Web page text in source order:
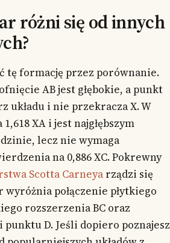
różni się od innych
tę formację przez porównanie.
AB jest głębokie, a punkt
układu i nie przekracza X. W
XA i jest najgłębszym
lecz nie wymaga
na 0,886 XC. Pokrewny
Scotta Carneya rządzi się
połączenie płytkiego
rozszerzenia BC oraz
D. Jeśli dopiero poznajesz